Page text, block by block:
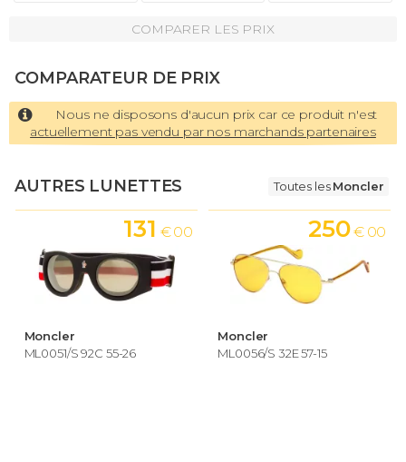
COMPARER LES PRIX
COMPARATEUR DE PRIX
Nous ne disposons d'aucun prix car ce produit n'est
actuellement pas vendu par nos marchands partenaires
AUTRES LUNETTES Toutes lesMoncler
Moncler
ML0051/S 92C 55-26
131 € 00
Moncler
ML0056/S 32E 57-15
250 € 00